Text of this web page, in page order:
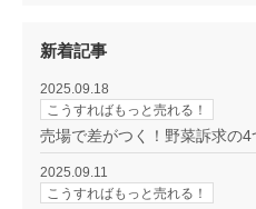
新着記事
2025.09.18
こうすればもっと売れる！
売場で差がつく！野菜訴求の4
2025.09.11
こうすればもっと売れる！